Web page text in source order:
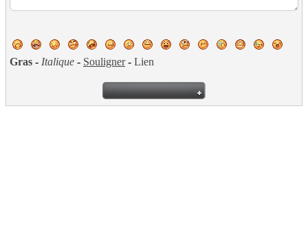
Gras - Italique - Souligner- Lien